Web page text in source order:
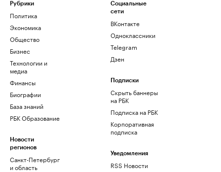
Рубрики
Политика
Экономика
Общество
Бизнес
Технологии и
медиа
Финансы
Биографии
База знаний
РБК Образование
Новости
регионов
Санкт-Петербург
и область
Социальные
сети
ВКонтакте
Одноклассники
Telegram
Дзен
Подписки
Скрыть баннеры
на РБК
Подписка на РБК
Корпоративная
подписка
Уведомления
RSS Новости